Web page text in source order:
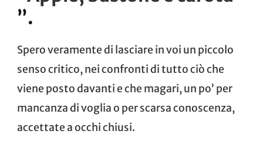
”.
Spero veramente di lasciare in voi un piccolo
senso critico, nei confronti di tutto ciò che
viene posto davanti e che magari, un po’ per
mancanza di voglia o per scarsa conoscenza,
accettate a occhi chiusi.